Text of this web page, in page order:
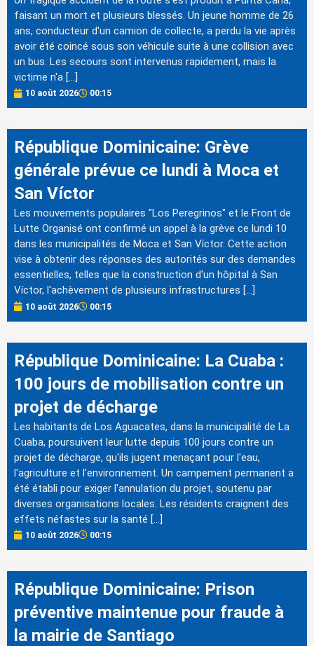
faisant un mort et plusieurs blessés. Un jeune homme de 26
ans, conducteur d'un camion de collecte, a perdu la vie après
avoir été coincé sous son véhicule suite à une collision avec
un bus. Les secours sont intervenus rapidement, mais la
victime n'a […]
10 août 2026 00:15
République Dominicaine: Grève
générale prévue ce lundi à Moca et
San Víctor
Les mouvements populaires "Los Peregrinos" et le Front de
Lutte Organisé ont confirmé un appel à la grève ce lundi 10
dans les municipalités de Moca et San Víctor. Cette action
vise à obtenir des réponses des autorités sur des demandes
essentielles, telles que la construction d'un hôpital à San
Víctor, l'achèvement de plusieurs infrastructures […]
10 août 2026 00:15
République Dominicaine: La Cuaba :
100 jours de mobilisation contre un
projet de décharge
Les habitants de Los Aguacates, dans la municipalité de La
Cuaba, poursuivent leur lutte depuis 100 jours contre un
projet de décharge, qu'ils jugent menaçant pour l'eau,
l'agriculture et l'environnement. Un campement permanent a
été établi pour exiger l'annulation du projet, soutenu par
diverses organisations locales. Les résidents craignent des
effets néfastes sur la santé […]
10 août 2026 00:15
République Dominicaine: Prison
préventive maintenue pour fraude à
la mairie de Santiago